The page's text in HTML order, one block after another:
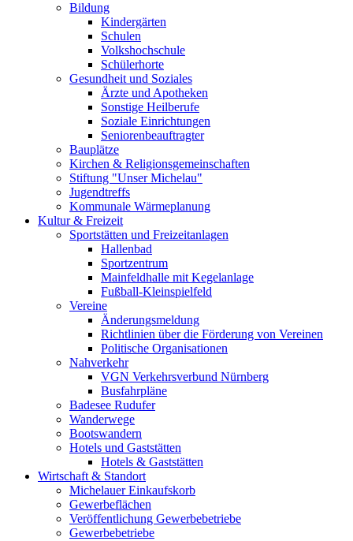
Bildung
Kindergärten
Schulen
Volkshochschule
Schülerhorte
Gesundheit und Soziales
Ärzte und Apotheken
Sonstige Heilberufe
Soziale Einrichtungen
Seniorenbeauftragter
Bauplätze
Kirchen & Religionsgemeinschaften
Stiftung "Unser Michelau"
Jugendtreffs
Kommunale Wärmeplanung
Kultur & Freizeit
Sportstätten und Freizeitanlagen
Hallenbad
Sportzentrum
Mainfeldhalle mit Kegelanlage
Fußball-Kleinspielfeld
Vereine
Änderungsmeldung
Richtlinien über die Förderung von Vereinen
Politische Organisationen
Nahverkehr
VGN Verkehrsverbund Nürnberg
Busfahrpläne
Badesee Rudufer
Wanderwege
Bootswandern
Hotels und Gaststätten
Hotels & Gaststätten
Wirtschaft & Standort
Michelauer Einkaufskorb
Gewerbeflächen
Veröffentlichung Gewerbebetriebe
Gewerbebetriebe